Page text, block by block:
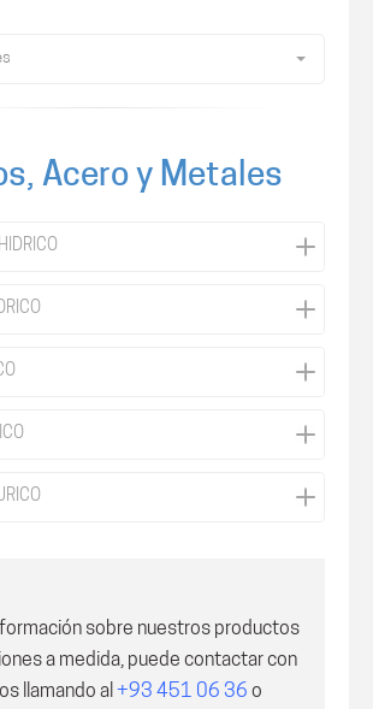
Acero y Metales
sobre nuestros productos
a medida, puede contactar con
llamando al +93 451 06 36 o